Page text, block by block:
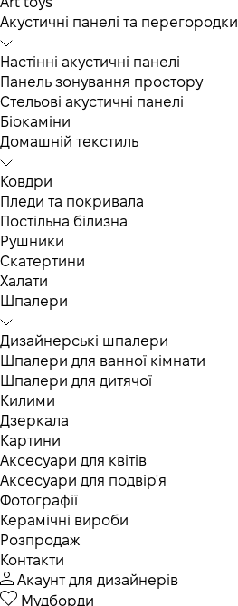
Акустичні панелі та перегородки
Настінні акустичні панелі
Панель зонування простору
Стельові акустичні панелі
Біокаміни
Домашній текстиль
Ковдри
Пледи та покривала
Постільна білизна
Рушники
Скатертини
Халати
Шпалери
Дизайнерські шпалери
Шпалери для ванної кімнати
Шпалери для дитячої
Килими
Дзеркала
Картини
Аксесуари для квітів
Аксесуари для подвір'я
Фотографії
Керамічні вироби
Розпродаж
Контакти
Акаунт для дизайнерів
Мудборди